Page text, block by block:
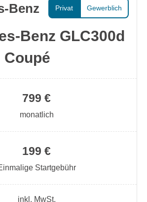
Privat Gewerblich
Benz
Benz GLC300d
Coupé
199 €
Startgebühr
799 €
monatlich
inkl. MwSt.